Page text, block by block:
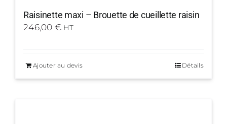
Raisinette maxi – Brouette de cueillette raisin
246,00 € HT
Ajouter au devis Détails